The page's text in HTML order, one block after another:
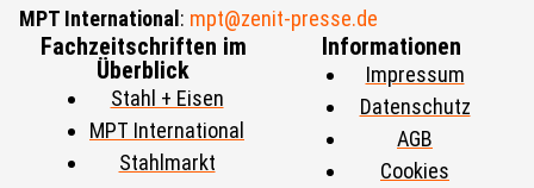
MPT International: mpt@zenit-presse.de
Fachzeitschriften im
Überblick
Stahl + Eisen
MPT International
Stahlmarkt
Informationen
Impressum
Datenschutz
AGB
Cookies